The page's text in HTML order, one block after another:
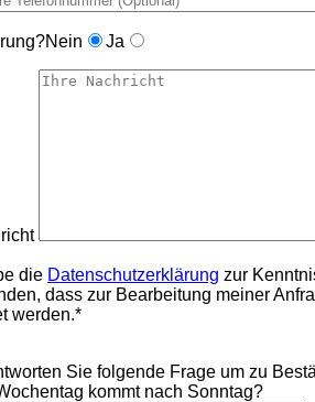
Nein Ja
die Datenschutzerklärung zur
dass zur Bearbeitung meiner
werden.*
Sie folgende Frage um zu
kommt nach Sonntag?